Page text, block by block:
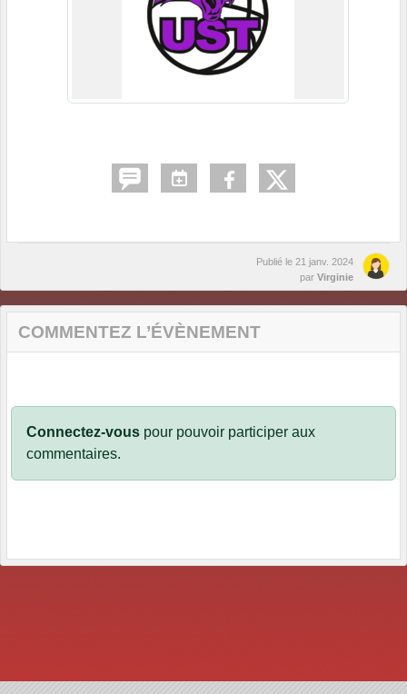
Publié le 21 janv. 2024
par Virginie
COMMENTEZ L’ÉVÈNEMENT
Connectez-vous pour pouvoir participer aux
commentaires.